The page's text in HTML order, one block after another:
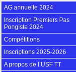
AG annuelle 2024
Inscription Premiers Pas
Pongiste 2024
Compétitions
Inscriptions 2025-2026
A propos de l’USF TT